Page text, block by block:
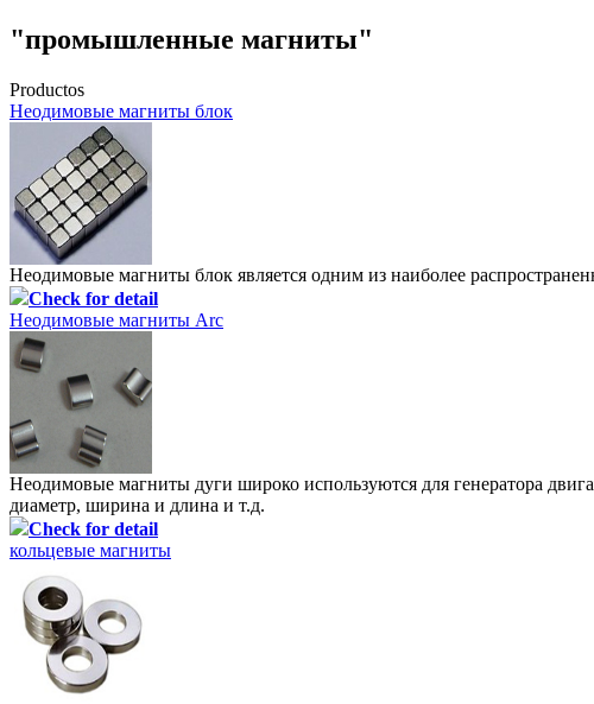
"промышленные магниты"
Productos
Неодимовые магниты блок
Неодимовые магниты блок является одним из наиболее
Check for detail
Неодимовые магниты Arc
Неодимовые магниты дуги широко используются для генератора
диаметр, ширина и длина и т.д.
Check for detail
кольцевые магниты